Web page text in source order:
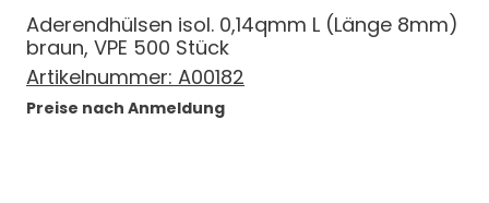
Aderendhülsen isol. 0,14qmm L (Länge 8mm)
braun, VPE 500 Stück
Artikelnummer: A00182
Preise nach Anmeldung